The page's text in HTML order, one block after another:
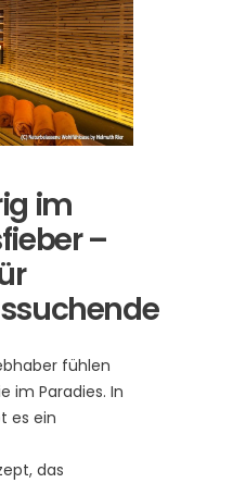
im
–
fühlen
im Paradies. In
es ein
das